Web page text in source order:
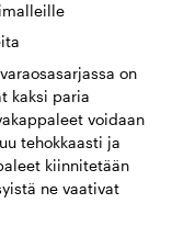
on
kaksi paria
voidaan
tehokkaasti ja
kiinnitetään
ne vaativat